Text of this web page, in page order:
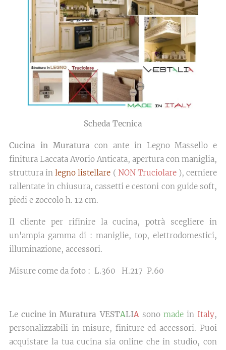
Scheda Tecnica
Cucina in Muratura con ante in Legno Massello e
finitura Laccata Avorio Anticata, apertura con maniglia,
struttura inlegno listellare ( NON Truciolare), cerniere
rallentate in chiusura, cassetti e cestoni con guide soft,
piedi e zoccolo h. 12 cm.
Il cliente per rifinire la cucina, potrà scegliere in
un'ampia gamma di : maniglie, top, elettrodomestici,
illuminazione, accessori.
Misure come da foto : L.360 H.217 P.60
Lecucine in Muratura VESTALIAsono madein Italy,
personalizzabili in misure, finiture ed accessori. Puoi
acquistare la tua cucina sia online che in studio, con